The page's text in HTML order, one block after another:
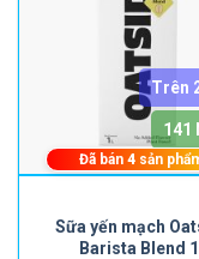
Sữa yến mạch
Barista Blend
Trên
141
Đã bán4 sản